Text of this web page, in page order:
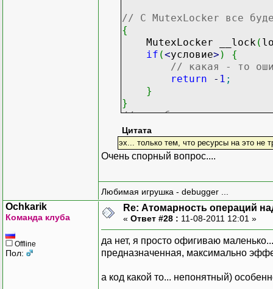
// С MutexLocker все
{
MutexLocker __lock (
if (<условие> )
{
// какая - то
return
- 1 ;
}
}
// в любом случае, хоть
// мьютекс будет
Цитата
эх... только тем, что ресурсы на это не
Очень спорный вопрос....
Любимая игрушка - debugger ...
Ochkarik
Команда клуба
Offline
Пол:
Re: Атомарность операций
« Ответ #28 : 11-08-2011 12:01 »
да нет, я просто офигиваю
предназначенная, максимально
а код какой то... непонятный)